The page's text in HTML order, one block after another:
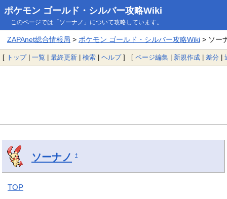
ポケモン ゴールド・シルバー攻略Wiki
このページでは「ソーナノ」について攻略しています。
ZAPAnet総合情報局 > ポケモン ゴールド・シルバー攻略Wiki> ソー
[ トップ| 一覧 | 最終更新 | 検索 | ヘルプ] [ ページ編集 | 新規作成 | 差分 |
ソーナノ †
TOP